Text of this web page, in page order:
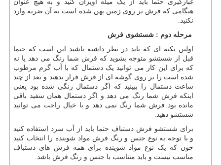
غبارگیری حتما باید از یک میله آویزان کنید و به هیچ عنوان
هنگامی که فرش بر روی زمین پهن شده است به آن ضربه وارد
نکنید.
مرحله دوم : شستشوی فرش
اولین نکته ای که باید در نظر داشته باشید این است که حتما
قبل از شستشو متوجه بشوید که فرش شما رنگ می دهد یا نه
که برای این کار می توانید یک دستمال که با آب گرم مرطوب
شده است را بر روی گوشه ای از فرش قرار بدهید و بعد از چند
ساعت دستمال را ببینید که اگر دستمال رنگی شده بود یعنی
اینکه فرش شما رنگ می دهد و اگر دستمال همان سفید باقی
مانده بود فرش شما رنگ نمی دهد و با خیال راحت می توانید
شستشو دهید.
برای شستشو فرش دستباف حتما باید از آب سرد استفاده کنید
و با توجه به نوع جنس و رنگ فرش مواد شوینده را انتخاب کنید
چون که یک نوع مواد شوینده برای همه فرش های دستباف
مناسب نیست و باید متناسب با جنس و رنگ فرش باشد.